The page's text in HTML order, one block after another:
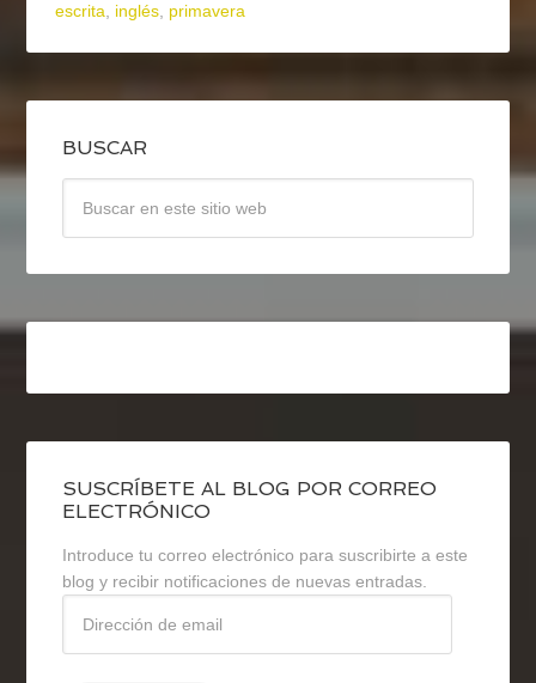
escrita, inglés, primavera
BUSCAR
SUSCRÍBETE AL BLOG POR CORREO
ELECTRÓNICO
Introduce tu correo electrónico para suscribirte a este
blog y recibir notificaciones de nuevas entradas.
email